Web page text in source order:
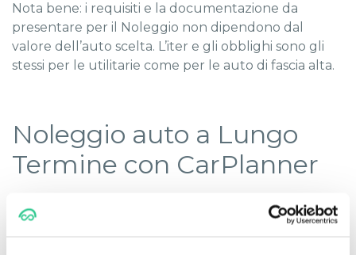
Nota bene: i requisiti e la documentazione da
presentare per il Noleggio non dipendono dal
valore dell’auto scelta. L’iter e gli obblighi sono gli
stessi per le utilitarie come per le auto di fascia alta.
Noleggio auto a Lungo
Termine con CarPlanner
è vantaggioso se sai